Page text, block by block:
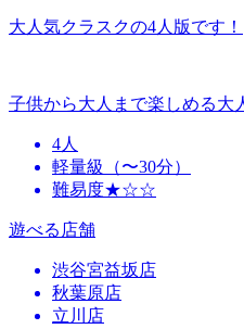
大人気クラスクの4人版です！
子供から大人まで楽しめる大
4人
軽量級（〜30分）
難易度★☆☆
遊べる店舗
渋谷宮益坂店
秋葉原店
立川店